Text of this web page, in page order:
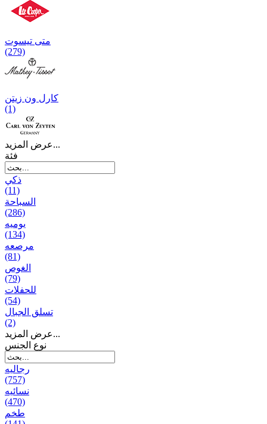
متی تیسوت
(279)
کارل ون زیتن
(1)
عرض المزيد...
فئة
ذكي
(11)
السباحة
(286)
يومیه
(134)
مرصعه
(81)
الغوص
(79)
للحفلات
(54)
تسلق الجبال
(2)
عرض المزيد...
نوع الجنس
رجالیه
(757)
نسائیه
(470)
طخم